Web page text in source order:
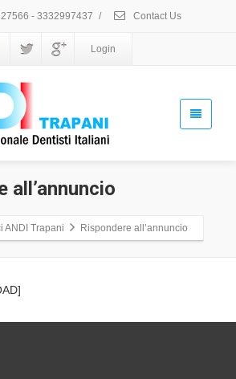
- 3332997437 / Contact Us
Login
all’annuncio
ANDI Trapani Rispondere all’annuncio